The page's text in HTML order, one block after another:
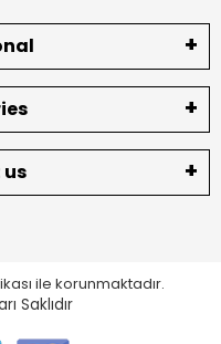
ile korunmaktadır.
Saklıdır